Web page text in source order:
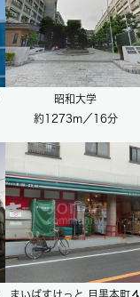
昭和大学
約1273m／16分
まいばすけっと 目黒本町４